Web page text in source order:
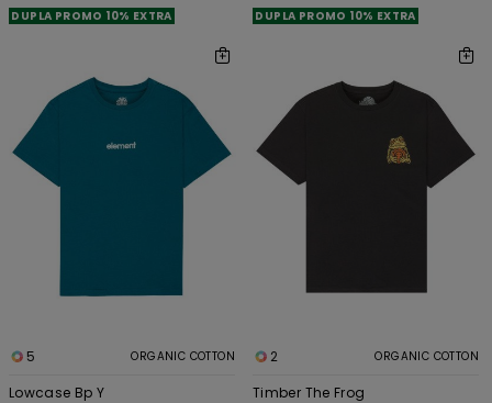
DUPLA PROMO 10% EXTRA
DUPLA PROMO 10% EXTRA
5 ORGANIC COTTON
Lowcase Bp Y
2 ORGANIC COTTON
Timber The Frog